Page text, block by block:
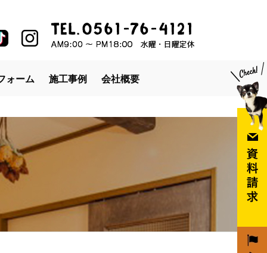
ォーム 施工事例 会社概要